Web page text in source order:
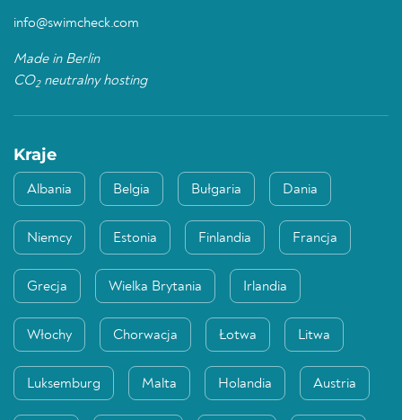
info@swimcheck.com
Made in Berlin
CO2neutralny hosting
Kraje
Albania Belgia Bułgaria Dania
Niemcy Estonia Finlandia Francja
Grecja Wielka Brytania Irlandia
Włochy Chorwacja Łotwa Litwa
Luksemburg Malta Holandia Austria